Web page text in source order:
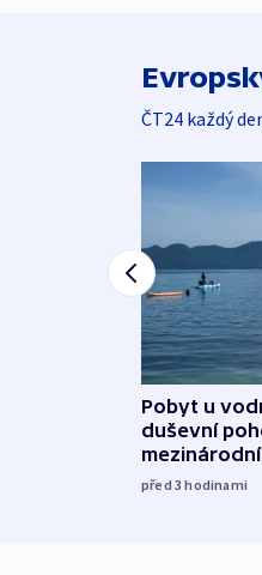
ČT24 každý
Pobyt u
duševní
před 3hodinami